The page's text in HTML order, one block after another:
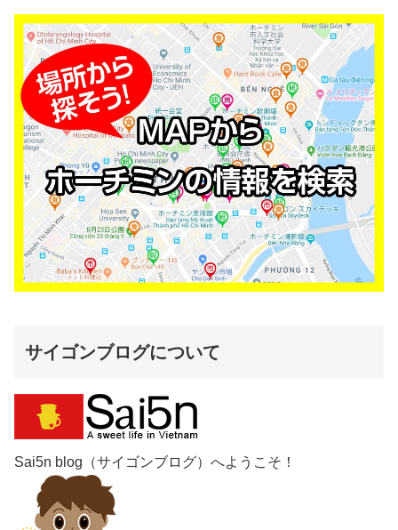
サイゴンブログについて
Sai5n blog（サイゴンブログ）へようこそ！